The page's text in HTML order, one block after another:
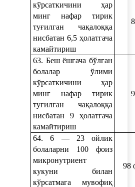
кўрсаткичини ҳар
минг нафар тирик
туғилган чақалоққа
нисбатан 6,5 ҳолатгача
камайтириш
63. Беш ёшгача бўлган
болалар ўлими
кўрсаткичини ҳар
минг нафар тирик
туғилган чақалоққа
нисбатан 9 ҳолатгача
камайтириш
64. 6 — 23 ойлик
болаларни 100 фоиз
микронутриент
кукуни билан
кўрсатмага мувофиқ
98